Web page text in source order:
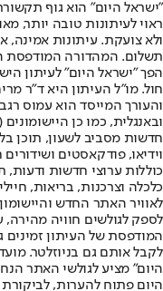
"ישראל היום" הוא גוף
ראוי לעיתונות טובה יותר,
ולא צועקת. עיתונות אמינה,
הפך "ישראל היום" לעיתון
חול. מו"ל העיתון היא ד"ר
והעורך המייסד הוא עמוס
חדשות מסביב לשעון, תוכן
וידיאו, פודקאסטים
כוללות ערוצי חדשות ודעות,
לאוויר האתר החדש
לספק לגולשים חוויה
המודפסת של העיתון
לקבל אותם גם בניוזלטר.
היום" מציע לגולשי האתר
היום פתוח להערות, לביקורת